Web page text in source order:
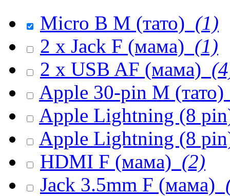
Micro B M (тато) (1)
2 x Jack F (мама) (1)
2 x USB AF (мама)
Apple 30-pin M (тато)
Apple Lightning (8
Apple Lightning (8
HDMI F (мама) (2)
Jack 3.5mm F (мама)